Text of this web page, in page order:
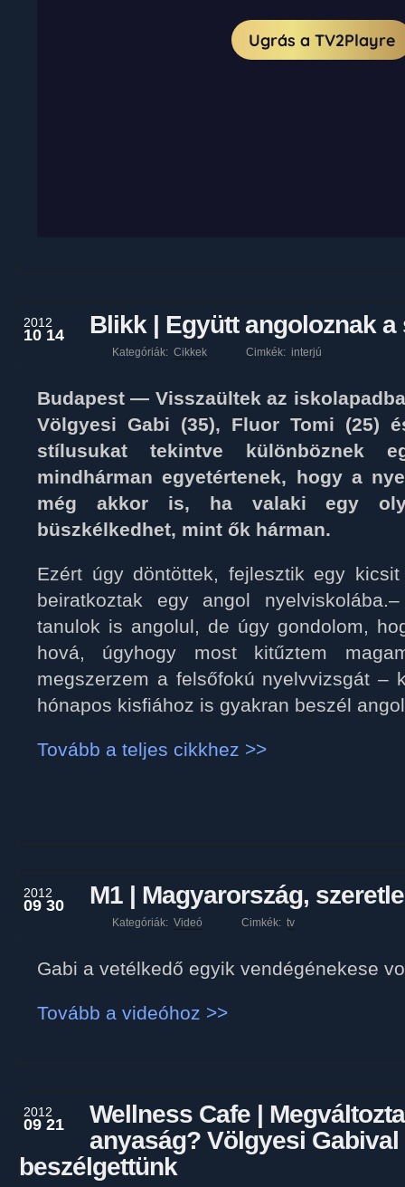
2012
10 14 Blikk | Együtt angoloznak a
Kategóriák: Cikkek Cimkék: interjú
Budapest — Visszaültek az
Völgyesi Gabi (35), Fluor Tomi (25)
stílusukat tekintve különböznek
mindhárman egyetértenek, hogy a
még akkor is, ha valaki egy
büszkélkedhet, mint ők hárman.
Ezért úgy döntöttek, fejlesztik egy
beiratkoztak egy angol
tanulok is angolul, de úgy gondolom,
hová, úgyhogy most kitűztem
megszerzem a felsőfokú nyelvvizsgát –
hónapos kisfiához is gyakran beszél
Tovább a teljes cikkhez >>
2012
09 30 M1 | Magyarország,
Kategóriák: Videó Cimkék: tv
Gabi a vetélkedő egyik vendégénekese
Tovább a videóhoz >>
2012
09 21
Wellness Cafe |
anyaság? Völgyesi Gabival
beszélgettünk